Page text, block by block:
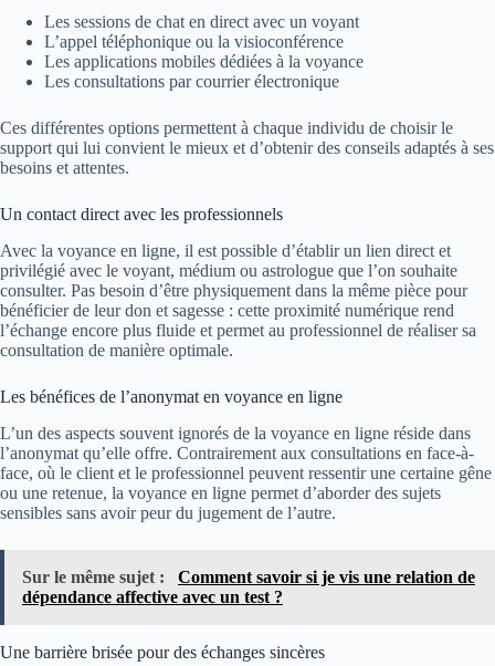
Les sessions de chat en direct avec un voyant
L’appel téléphonique ou la visioconférence
Les applications mobiles dédiées à la voyance
Les consultations par courrier électronique
Ces différentes options permettent à chaque individu de choisir le
support qui lui convient le mieux et d’obtenir des conseils adaptés à ses
besoins et attentes.
Un contact direct avec les professionnels
Avec la voyance en ligne, il est possible d’établir un lien direct et
privilégié avec le voyant, médium ou astrologue que l’on souhaite
consulter. Pas besoin d’être physiquement dans la même pièce pour
bénéficier de leur don et sagesse : cette proximité numérique rend
l’échange encore plus fluide et permet au professionnel de réaliser sa
consultation de manière optimale.
Les bénéfices de l’anonymat en voyance en ligne
L’un des aspects souvent ignorés de la voyance en ligne réside dans
l’anonymat qu’elle offre. Contrairement aux consultations en face-à-
face, où le client et le professionnel peuvent ressentir une certaine gêne
ou une retenue, la voyance en ligne permet d’aborder des sujets
sensibles sans avoir peur du jugement de l’autre.
Sur le même sujet :
Comment savoir si je vis une relation de
dépendance affective avec un test ?
Une barrière brisée pour des échanges sincères